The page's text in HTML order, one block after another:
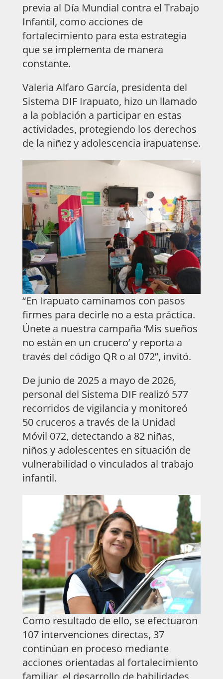
previa al Día Mundial contra el Trabajo
Infantil, como acciones de
fortalecimiento para esta estrategia
que se implementa de manera
constante.
Valeria Alfaro García, presidenta del
Sistema DIF Irapuato, hizo un llamado
a la población a participar en estas
actividades, protegiendo los derechos
de la niñez y adolescencia irapuatense.
“En Irapuato caminamos con pasos
firmes para decirle no a esta práctica.
Únete a nuestra campaña ‘Mis sueños
no están en un crucero’ y reporta a
través del código QR o al 072”, invitó.
De junio de 2025 a mayo de 2026,
personal del Sistema DIF realizó 577
recorridos de vigilancia y monitoreó
50 cruceros a través de la Unidad
Móvil 072, detectando a 82 niñas,
niños y adolescentes en situación de
vulnerabilidad o vinculados al trabajo
infantil.
Como resultado de ello, se efectuaron
107 intervenciones directas, 37
continúan en proceso mediante
acciones orientadas al fortalecimiento
familiar, el desarrollo de habilidades